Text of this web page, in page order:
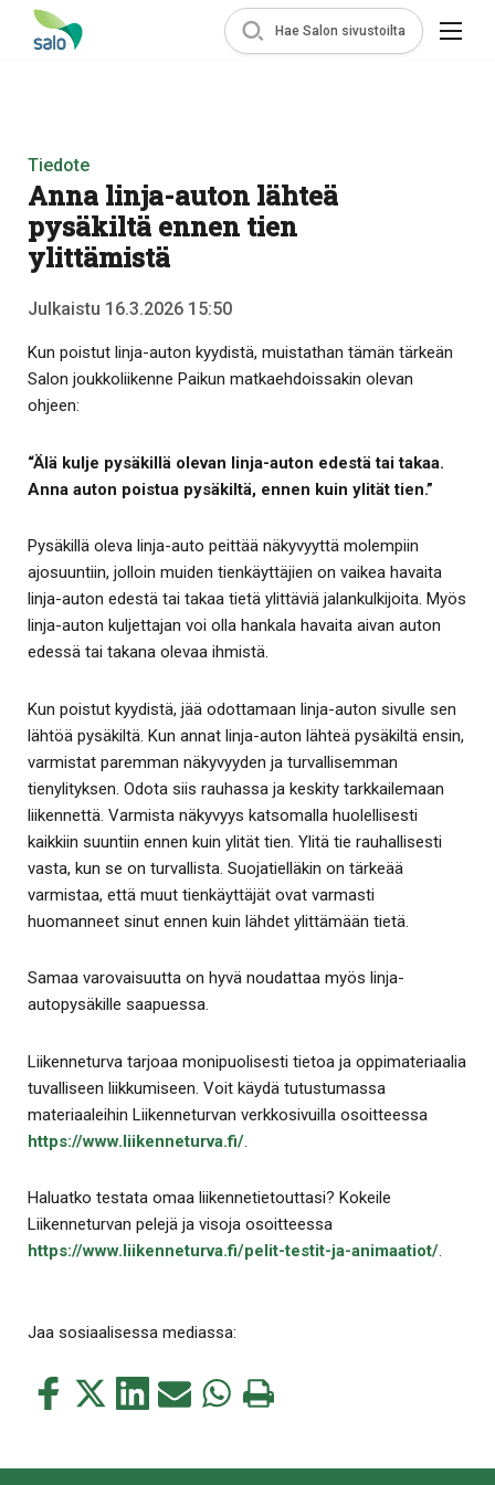
Hae Salon sivustoilta
Tiedote
Anna linja-auton lähteä
pysäkiltä ennen tien
ylittämistä
Julkaistu 16.3.2026 15:50
Kun poistut linja-auton kyydistä, muistathan tämän tärkeän
Salon joukkoliikenne Paikun matkaehdoissakin olevan
ohjeen:
“Älä kulje pysäkillä olevan linja-auton edestä tai takaa.
Anna auton poistua pysäkiltä, ennen kuin ylität tien.”
Pysäkillä oleva linja-auto peittää näkyvyyttä molempiin
ajosuuntiin, jolloin muiden tienkäyttäjien on vaikea havaita
linja-auton edestä tai takaa tietä ylittäviä jalankulkijoita. Myös
linja-auton kuljettajan voi olla hankala havaita aivan auton
edessä tai takana olevaa ihmistä.
Kun poistut kyydistä, jää odottamaan linja-auton sivulle sen
lähtöä pysäkiltä. Kun annat linja-auton lähteä pysäkiltä ensin,
varmistat paremman näkyvyyden ja turvallisemman
tienylityksen. Odota siis rauhassa ja keskity tarkkailemaan
liikennettä. Varmista näkyvyys katsomalla huolellisesti
kaikkiin suuntiin ennen kuin ylität tien. Ylitä tie rauhallisesti
vasta, kun se on turvallista. Suojatielläkin on tärkeää
varmistaa, että muut tienkäyttäjät ovat varmasti
huomanneet sinut ennen kuin lähdet ylittämään tietä.
Samaa varovaisuutta on hyvä noudattaa myös linja-
autopysäkille saapuessa.
Liikenneturva tarjoaa monipuolisesti tietoa ja oppimateriaalia
tuvalliseen liikkumiseen. Voit käydä tutustumassa
materiaaleihin Liikenneturvan verkkosivuilla osoitteessa
https://www.liikenneturva.fi/
Haluatko testata omaa liikennetietouttasi? Kokeile
Liikenneturvan pelejä ja visoja osoitteessa
https://www.liikenneturva.fi/pelit-testit-ja-animaatiot/.
Jaa sosiaalisessa mediassa:
Jaa
Jaa
Jaa Jaa Jaa Tulosta